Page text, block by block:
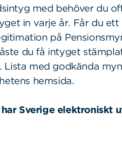
med behöver du
in varje år. Får du
på
du få intyget
Lista med godkända
hemsida.
Sverige elektroniskt